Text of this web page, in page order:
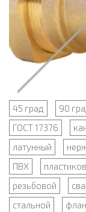
45 град 90
ГОСТ 17376
латунный
ПВХ
резьбовой
стальной